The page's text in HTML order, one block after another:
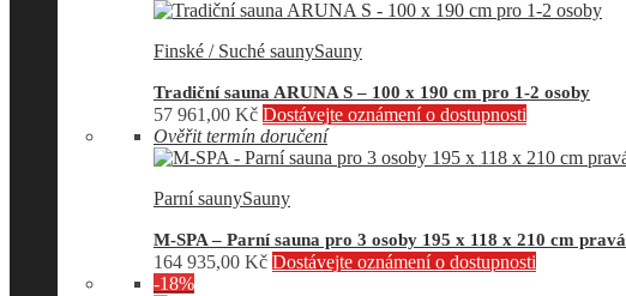
Finské / Suché saunySauny
Tradiční sauna ARUNA S – 100 x 190 cm pro 1-2 osoby
57 961,00 Kč Dostávejte oznámení o dostupnosti
Ověřit termín doručení
Parní saunySauny
M-SPA – Parní sauna pro 3 osoby 195 x 118 x 210 cm pravá
164 935,00 Kč Dostávejte oznámení o dostupnosti
-18%